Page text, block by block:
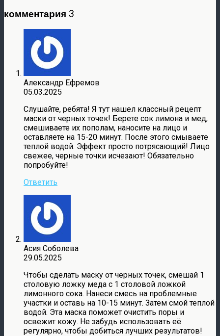
комментария 3
Александр Ефремов
05.03.2025
Слушайте, ребята! Я тут нашел классный рецепт
маски от черных точек! Берете сок лимона и мед,
смешиваете их пополам, наносите на лицо и
оставляете на 15-20 минут. После этого смываете
теплой водой. Эффект просто потрясающий! Лицо
свежее, черные точки исчезают! Обязательно
попробуйте!
Ответить
Асия Соболева
29.05.2025
Чтобы сделать маску от черных точек, смешай 1
столовую ложку меда с 1 столовой ложкой
лимонного сока. Нанеси смесь на проблемные
участки и оставь на 10-15 минут. Затем смой теплой
водой. Эта маска поможет очистить поры и
освежит кожу. Не забудь использовать её
регулярно, чтобы добиться лучших результатов!